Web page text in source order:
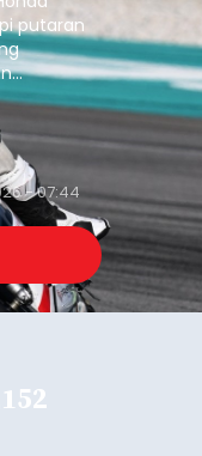
putaran
- 07:44